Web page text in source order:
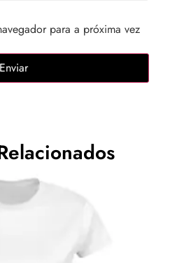
para a próxima vez